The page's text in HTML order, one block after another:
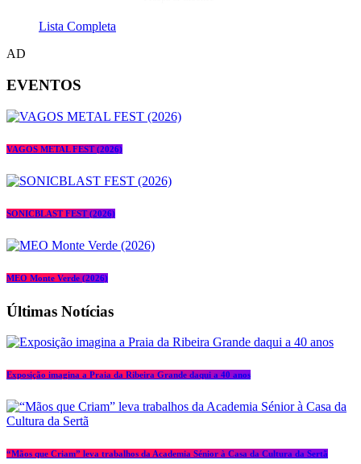
Lista Completa
AD
EVENTOS
VAGOS METAL FEST (2026)
SONICBLAST FEST (2026)
MEO Monte Verde (2026)
Últimas Notícias
Exposição imagina a Praia da Ribeira Grande daqui a 40 anos
“Mãos que Criam” leva trabalhos da Academia Sénior à Casa da Cultura da Sertã